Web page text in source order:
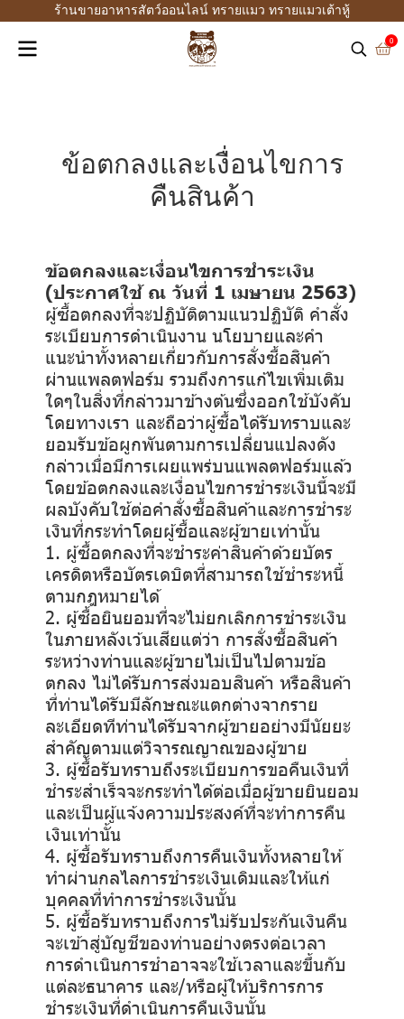
ร้านขายอาหารสัตว์ออนไลน์ ทรายแมว ทรายแมวเต้าหู้
0
ข้อตกลงและเงื่อนไขการ
คืนสินค้า
ข้อตกลงและเงื่อนไขการชำระเงิน
(ประกาศใช้ ณ วันที่ 1 เมษายน 2563)
ผู้ซื้อตกลงที่จะปฏิบัติตามแนวปฏิบัติ คำสั่ง
ระเบียบการดำเนินงาน นโยบายและคำ
แนะนำทั้งหลายเกี่ยวกับการสั่งซื้อสินค้า
ผ่านแพลตฟอร์ม รวมถึงการแก้ไขเพิ่มเติม
ใดๆในสิ่งที่กล่าวมาข้างต้นซึ่งออกใช้บังคับ
โดยทางเรา และถือว่าผู้ซื้อได้รับทราบและ
ยอมรับข้อผูกพันตามการเปลี่ยนแปลงดัง
กล่าวเมื่อมีการเผยแพร่บนแพลตฟอร์มแล้ว
โดยข้อตกลงและเงื่อนไขการชำระเงินนี้จะมี
ผลบังคับใช้ต่อคำสั่งซื้อสินค้าและการชำระ
เงินที่กระทำโดยผู้ซื้อและผู้ขายเท่านั้น
1. ผู้ซื้อตกลงที่จะชำระค่าสินค้าด้วยบัตร
เครดิตหรือบัตรเดบิตที่สามารถใช้ชำระหนี้
ตามกฎหมายได้
2. ผู้ซื้อยินยอมที่จะไม่ยกเลิกการชำระเงิน
ในภายหลังเว้นเสียแต่ว่า การสั่งซื้อสินค้า
ระหว่างท่านและผู้ขายไม่เป็นไปตามข้อ
ตกลง ไม่ได้รับการส่งมอบสินค้า หรือสินค้า
ที่ท่านได้รับมีลักษณะแตกต่างจากราย
ละเอียดทีท่านได้รับจากผู้ขายอย่างมีนัยยะ
สำคัญตามแต่วิจารณญาณของผู้ขาย
3. ผู้ซื้อรับทราบถึงระเบียบการขอคืนเงินที่
ชำระสำเร็จจะกระทำได้ต่อเมื่อผู้ขายยินยอม
และเป็นผู้แจ้งความประสงค์ที่จะทำการคืน
เงินเท่านั้น
4. ผู้ซื้อรับทราบถึงการคืนเงินทั้งหลายให้
ทำผ่านกลไลการชำระเงินเดิมและให้แก่
บุคคลที่ทำการชำระเงินนั้น
5. ผู้ซื้อรับทราบถึงการไม่รับประกันเงินคืน
จะเข้าสู่บัญชีของท่านอย่างตรงต่อเวลา
การดำเนินการชำอาจจะใช้เวลาและขึ้นกับ
แต่ละธนาคาร และ/หรือผู้ให้บริการการ
ชำระเงินที่ดำเนินการคืนเงินนั้น